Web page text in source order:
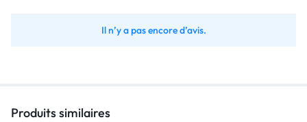
Il n’y a pas encore d’avis.
Produits similaires